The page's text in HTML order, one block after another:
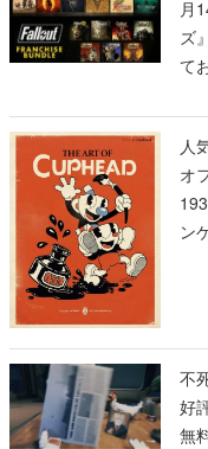
月
ズ
て
人
オ
ン
不
好
無